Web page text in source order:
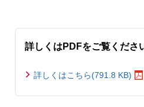
詳しくはPDFをご覧くださ
詳しくはこちら(791.8 KB)